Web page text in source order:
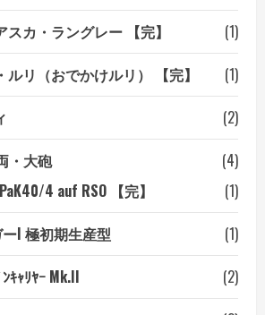
スカ・ラングレー 【完】
(1)
ルリ（おでかけルリ） 【完】
(1)
(2)
・大砲
(4)
4 auf RSO 【完】
(1)
I 極初期生産型
(1)
ｷｬﾘﾔｰ Mk.II
(2)